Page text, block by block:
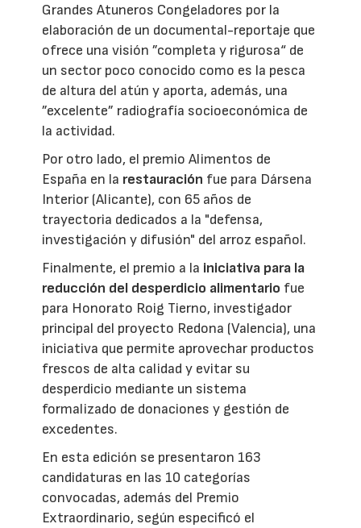
Grandes Atuneros Congeladores por la
elaboración de un documental-reportaje que
ofrece una visión ”completa y rigurosa“ de
un sector poco conocido como es la pesca
de altura del atún y aporta, además, una
”excelente” radiografía socioeconómica de
la actividad.
Por otro lado, el premio Alimentos de
España en la restauración fue para Dársena
Interior (Alicante), con 65 años de
trayectoria dedicados a la "defensa,
investigación y difusión" del arroz español.
Finalmente, el premio a la iniciativa para la
reducción del desperdicio alimentario fue
para Honorato Roig Tierno, investigador
principal del proyecto Redona (Valencia), una
iniciativa que permite aprovechar productos
frescos de alta calidad y evitar su
desperdicio mediante un sistema
formalizado de donaciones y gestión de
excedentes.
En esta edición se presentaron 163
candidaturas en las 10 categorías
convocadas, además del Premio
Extraordinario, según especificó el